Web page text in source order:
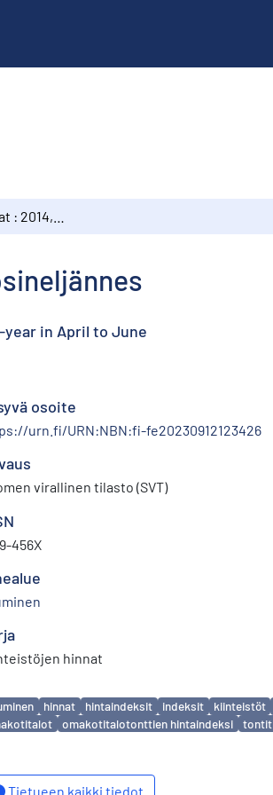
in April to June
osoite
urn.fi/URN:NBN:fi-fe20230912123426
virallinen tilasto (SVT)
456X
hinnat
hinnat hintaindeksit indeksit kiinteistöt
omakotitalotonttien hintaindeksi tontit
Tietueen kaikki tiedot